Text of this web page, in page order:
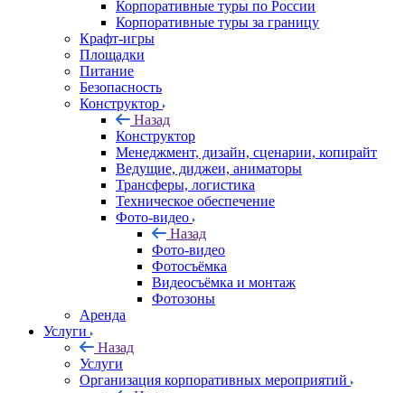
Корпоративные туры по России
Корпоративные туры за границу
Крафт-игры
Площадки
Питание
Безопасность
Конструктор
Назад
Конструктор
Менеджмент, дизайн, сценарии, копирайт
Ведущие, диджеи, аниматоры
Трансферы, логистика
Техническое обеспечение
Фото-видео
Назад
Фото-видео
Фотосъёмка
Видеосъёмка и монтаж
Фотозоны
Аренда
Услуги
Назад
Услуги
Организация корпоративных мероприятий